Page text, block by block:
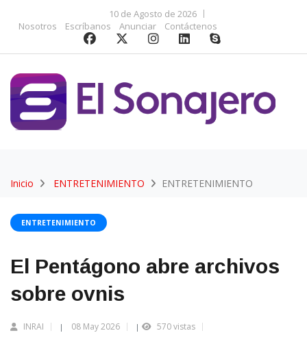
10 de Agosto de 2026
Nosotros
Escríbanos Anunciar Contáctenos
Inicio ENTRETENIMIENTO ENTRETENIMIENTO
ENTRETENIMIENTO
El Pentágono abre archivos
sobre ovnis
INRAI | 08 May 2026 | 570 vistas